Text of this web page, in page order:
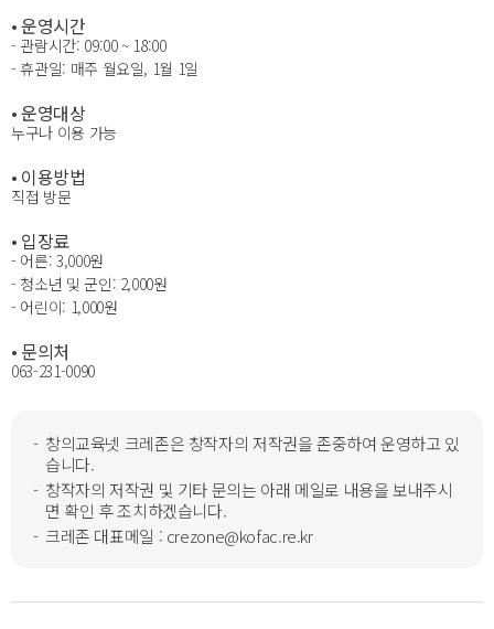
• 운영시간
- 관람시간: 09:00 ~ 18:00
- 휴관일: 매주 월요일, 1월 1일
• 운영대상
누구나 이용 가능
• 이용방법
직접 방문
• 입장료
- 어른: 3,000원
- 청소년 및 군인: 2,000원
- 어린이: 1,000원
• 문의처
063-231-0090
창의교육넷 크레존은 창작자의 저작권을 존중하여 운영하고 있
습니다.
창작자의 저작권 및 기타 문의는 아래 메일로 내용을 보내주시
면 확인 후 조치하겠습니다.
크레존 대표메일 : crezone@kofac.re.kr